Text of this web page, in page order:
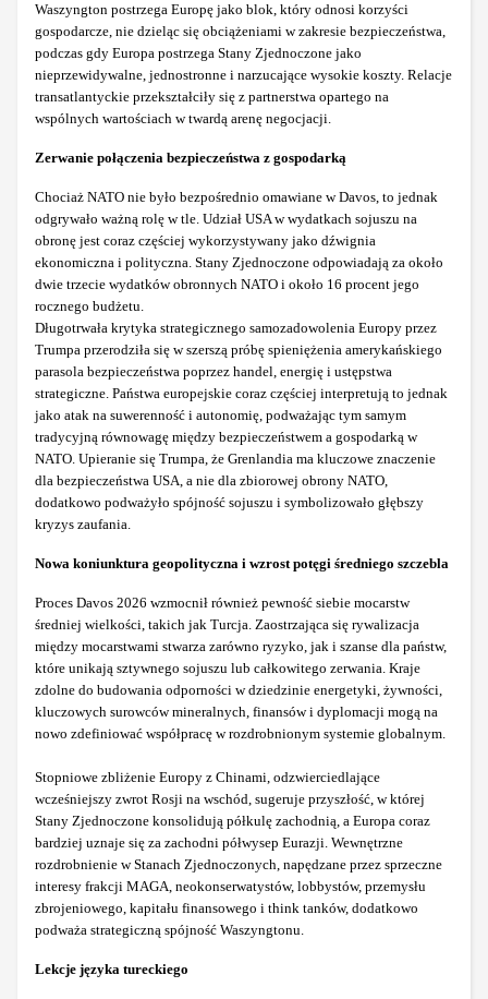
Waszyngton postrzega Europę jako blok, który odnosi korzyści
gospodarcze, nie dzieląc się obciążeniami w zakresie bezpieczeństwa,
podczas gdy Europa postrzega Stany Zjednoczone jako
nieprzewidywalne, jednostronne i narzucające wysokie koszty. Relacje
transatlantyckie przekształciły się z partnerstwa opartego na
wspólnych wartościach w twardą arenę negocjacji.
Zerwanie połączenia bezpieczeństwa z gospodarką
Chociaż NATO nie było bezpośrednio omawiane w Davos, to jednak
odgrywało ważną rolę w tle. Udział USA w wydatkach sojuszu na
obronę jest coraz częściej wykorzystywany jako dźwignia
ekonomiczna i polityczna. Stany Zjednoczone odpowiadają za około
dwie trzecie wydatków obronnych NATO i około 16 procent jego
rocznego budżetu.
Długotrwała krytyka strategicznego samozadowolenia Europy przez
Trumpa przerodziła się w szerszą próbę spieniężenia amerykańskiego
parasola bezpieczeństwa poprzez handel, energię i ustępstwa
strategiczne. Państwa europejskie coraz częściej interpretują to jednak
jako atak na suwerenność i autonomię, podważając tym samym
tradycyjną równowagę między bezpieczeństwem a gospodarką w
NATO. Upieranie się Trumpa, że Grenlandia ma kluczowe znaczenie
dla bezpieczeństwa USA, a nie dla zbiorowej obrony NATO,
dodatkowo podważyło spójność sojuszu i symbolizowało głębszy
kryzys zaufania.
Nowa koniunktura geopolityczna i wzrost potęgi średniego szczebla
Proces Davos 2026 wzmocnił również pewność siebie mocarstw
średniej wielkości, takich jak Turcja. Zaostrzająca się rywalizacja
między mocarstwami stwarza zarówno ryzyko, jak i szanse dla państw,
które unikają sztywnego sojuszu lub całkowitego zerwania. Kraje
zdolne do budowania odporności w dziedzinie energetyki, żywności,
kluczowych surowców mineralnych, finansów i dyplomacji mogą na
nowo zdefiniować współpracę w rozdrobnionym systemie globalnym.
Stopniowe zbliżenie Europy z Chinami, odzwierciedlające
wcześniejszy zwrot Rosji na wschód, sugeruje przyszłość, w której
Stany Zjednoczone konsolidują półkulę zachodnią, a Europa coraz
bardziej uznaje się za zachodni półwysep Eurazji. Wewnętrzne
rozdrobnienie w Stanach Zjednoczonych, napędzane przez sprzeczne
interesy frakcji MAGA, neokonserwatystów, lobbystów, przemysłu
zbrojeniowego, kapitału finansowego i think tanków, dodatkowo
podważa strategiczną spójność Waszyngtonu.
Lekcje języka tureckiego